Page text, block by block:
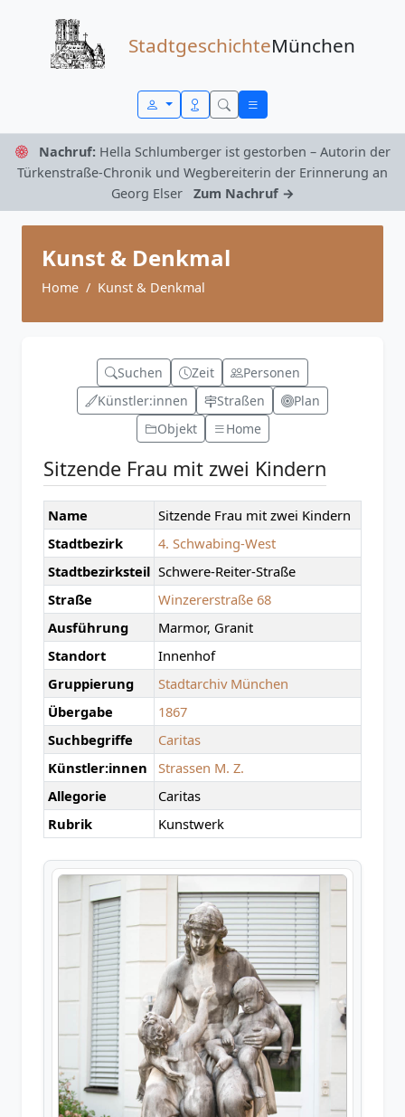
StadtgeschichteMünchen
Nachruf: Hella Schlumberger ist gestorben – Autorin der
Türkenstraße-Chronik und Wegbereiterin der Erinnerung an
Georg Elser
Zum Nachruf →
Kunst & Denkmal
Home Kunst & Denkmal
Suchen Zeit
Personen
Künstler:innen
Straßen
Plan
Objekt
Home
Sitzende Frau mit zwei Kindern
Name
Sitzende Frau mit zwei Kindern
Stadtbezirk
4. Schwabing-West
Stadtbezirksteil Schwere-Reiter-Straße
Straße
Winzererstraße 68
Ausführung
Marmor, Granit
Standort
Innenhof
Gruppierung
Stadtarchiv München
Übergabe
1867
Suchbegriffe
Caritas
Künstler:innen
Strassen M. Z.
Allegorie
Caritas
Rubrik
Kunstwerk